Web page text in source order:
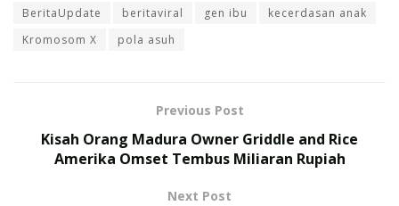
BeritaUpdate
beritaviral gen ibu
kecerdasan anak
Kromosom X
pola asuh
Previous Post
Kisah Orang Madura Owner Griddle and Rice
Amerika Omset Tembus Miliaran Rupiah
Next Post